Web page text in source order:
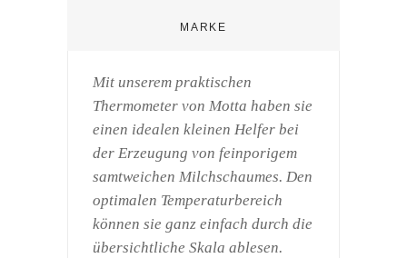
MARKE
Mit unserem praktischen
Thermometer von Motta haben sie
einen idealen kleinen Helfer bei
der Erzeugung von feinporigem
samtweichen Milchschaumes. Den
optimalen Temperaturbereich
können sie ganz einfach durch die
übersichtliche Skala ablesen.